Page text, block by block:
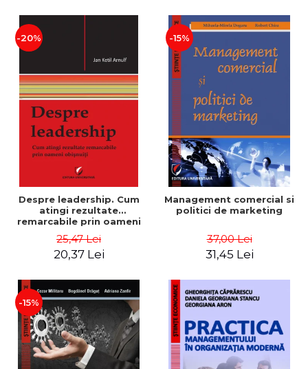
-20%
Despre leadership. Cum
atingi rezultate
remarcabile prin oameni
25,47 Lei
20,37 Lei
-15%
Management comercial si
politici de marketing
37,00 Lei
31,45 Lei
-15%